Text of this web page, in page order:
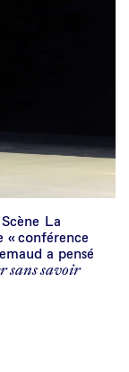
La
« conférence
a pensé
sans savoir